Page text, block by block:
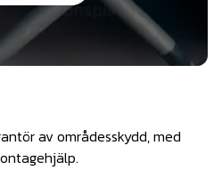
av områdesskydd, med